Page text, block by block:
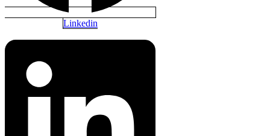
Linkedin